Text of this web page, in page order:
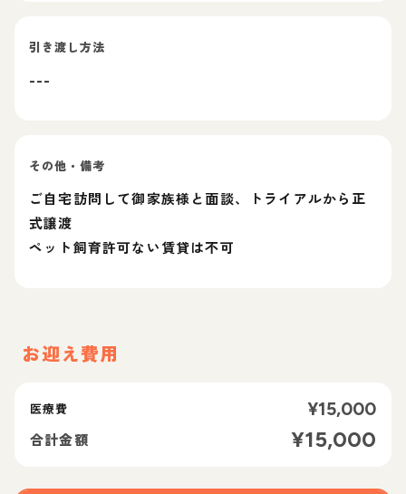
引き渡し方法
---
その他・備考
ご自宅訪問して御家族様と面談、トライアルから正
式譲渡
ペット飼育許可ない賃貸は不可
お迎え費用
医療費 ¥15,000
合計金額 ¥15,000